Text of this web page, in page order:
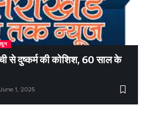
से दुष्कर्म की कोशिश, 60 साल के
1, 2025